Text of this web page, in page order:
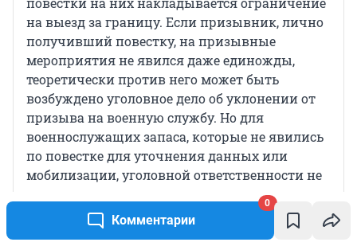
Комментарии
0
на выезд за границу. Если призывник, лично
получивший повестку, на призывные
мероприятия не явился даже единожды,
теоретически против него может быть
возбуждено уголовное дело об уклонении от
призыва на военную службу. Но для
военнослужащих запаса, которые не явились
по повестке для уточнения данных или
мобилизации, уголовной ответственности не